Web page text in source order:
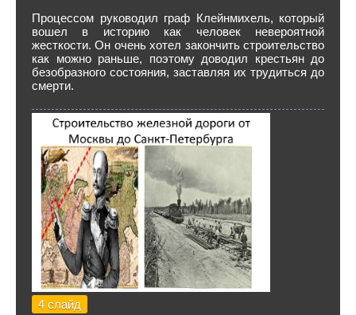
Процессом руководил граф Клейнмихель, который
вошел в историю как человек невероятной
жесткости. Он очень хотел закончить строительство
как можно раньше, поэтому доводил крестьян до
безобразного состояния, заставляя их трудиться до
смерти.
4 слайд